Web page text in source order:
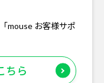
mouse お客様サポ
ちら